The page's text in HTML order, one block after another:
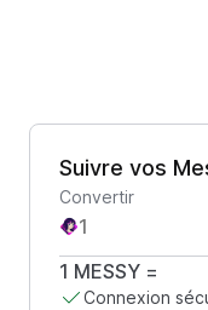
Suivre vos
Convertir
1 MESSY =
Connexion